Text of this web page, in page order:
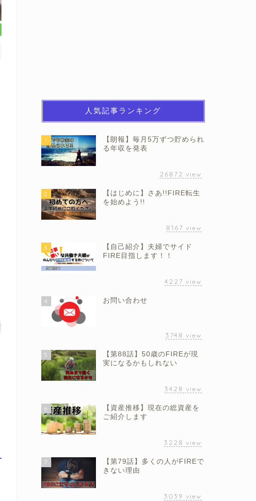
人気記事ランキング
1
【朗報】毎月5万ずつ貯められ
る年収を発表
26872 view
2
【はじめに】さあ!!FIRE転生
を始めよう!!
8167 view
3
【自己紹介】夫婦でサイド
FIRE目指します！！
4227 view
4 お問い合わせ
3748 view
5
【第88話】50歳のFIREが現
実になるかもしれない
3428 view
6
【資産推移】現在の総資産を
ご紹介します
3228 view
7
【第79話】多くの人がFIREで
きない理由
3039 view